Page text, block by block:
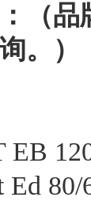
（
。）
EB
Ed 80/